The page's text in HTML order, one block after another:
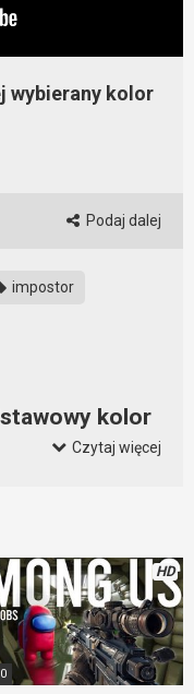
wybierany kolor
Podaj dalej
impostor
kolor
często orange
Ciekawe
Czytaj więcej
HD